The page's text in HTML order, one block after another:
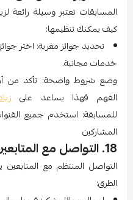
المسابقات تعتبر وسيلة رائعة
كيف يمكنك تنظيمها:
تحديد جوائز مغرية: اختر
خدمات مجانية.
وضع شروط واضحة: تأكد من
الفهم فهذا يساعد على
للمسابقة: استخدم جميع
المشاركين
18. التواصل مع المتابعين بشكل منتظم
التواصل المنتظم مع
الطرق: